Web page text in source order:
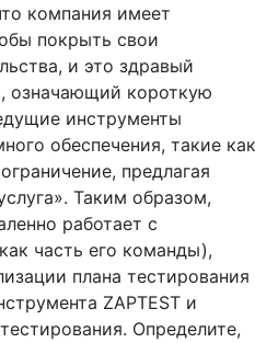
компания имеет
покрыть свои
и это здравый
означающий короткую
инструменты
обеспечения, такие как
предлагая
Таким образом,
работает с
часть его команды),
плана тестирования
ZAPTEST и
Определите,